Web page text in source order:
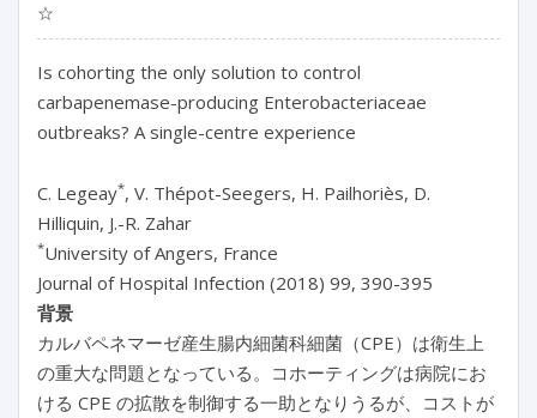
☆
Is cohorting the only solution to control
carbapenemase-producing Enterobacteriaceae
outbreaks? A single-centre experience
C. Legeay*, V. Thépot-Seegers, H. Pailhoriès, D.
Hilliquin, J.-R. Zahar
*University of Angers, France
Journal of Hospital Infection (2018) 99, 390-395
背景
カルバペネマーゼ産生腸内細菌科細菌（CPE）は衛生上
の重大な問題となっている。コホーティングは病院にお
ける CPE の拡散を制御する一助となりうるが、コストが